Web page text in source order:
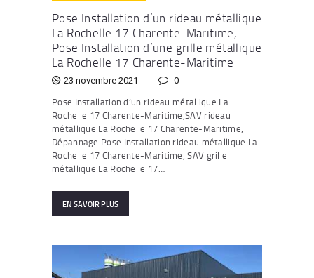
Pose Installation d’un rideau métallique
La Rochelle 17 Charente-Maritime,
Pose Installation d’une grille métallique
La Rochelle 17 Charente-Maritime
23 novembre 2021 0
Pose Installation d’un rideau métallique La
Rochelle 17 Charente-Maritime,SAV rideau
métallique La Rochelle 17 Charente-Maritime,
Dépannage Pose Installation rideau métallique La
Rochelle 17 Charente-Maritime, SAV grille
métallique La Rochelle 17…
EN SAVOIR PLUS